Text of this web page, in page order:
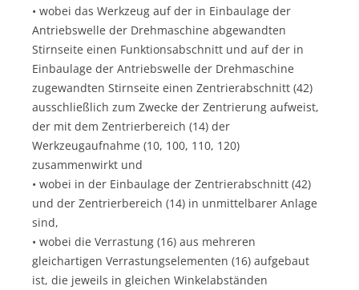
• wobei das Werkzeug auf der in Einbaulage der
Antriebswelle der Drehmaschine abgewandten
Stirnseite einen Funktionsabschnitt und auf der in
Einbaulage der Antriebswelle der Drehmaschine
zugewandten Stirnseite einen Zentrierabschnitt (42)
ausschließlich zum Zwecke der Zentrierung aufweist,
der mit dem Zentrierbereich (14) der
Werkzeugaufnahme (10, 100, 110, 120)
zusammenwirkt und
• wobei in der Einbaulage der Zentrierabschnitt (42)
und der Zentrierbereich (14) in unmittelbarer Anlage
sind,
• wobei die Verrastung (16) aus mehreren
gleichartigen Verrastungselementen (16) aufgebaut
ist, die jeweils in gleichen Winkelabständen